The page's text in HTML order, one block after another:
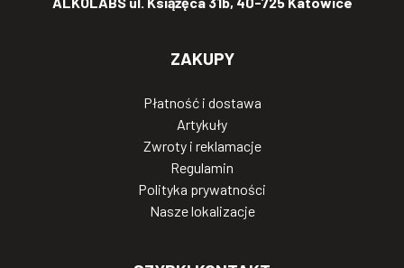
ZAKUPY
Płatność i dostawa
Artykuły
Zwroty i reklamacje
Regulamin
Polityka prywatności
Nasze lokalizacje